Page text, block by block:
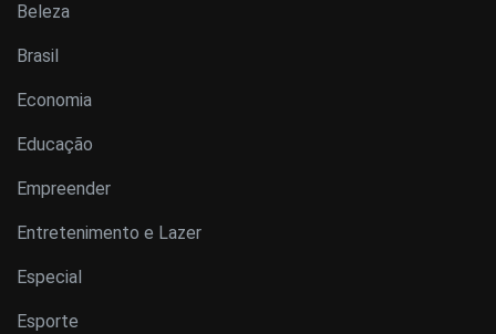
Beleza
Brasil
Economia
Educação
Empreender
Entretenimento e Lazer
Especial
Esporte